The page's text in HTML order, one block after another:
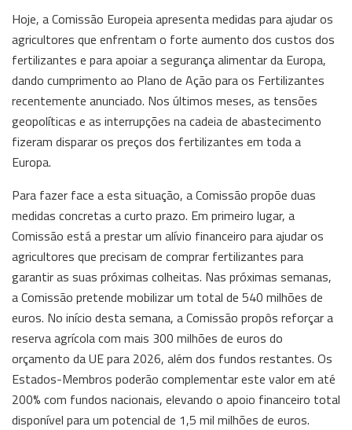
Hoje, a Comissão Europeia apresenta medidas para ajudar os
agricultores que enfrentam o forte aumento dos custos dos
fertilizantes e para apoiar a segurança alimentar da Europa,
dando cumprimento ao Plano de Ação para os Fertilizantes
recentemente anunciado. Nos últimos meses, as tensões
geopolíticas e as interrupções na cadeia de abastecimento
fizeram disparar os preços dos fertilizantes em toda a
Europa.
Para fazer face a esta situação, a Comissão propõe duas
medidas concretas a curto prazo. Em primeiro lugar, a
Comissão está a prestar um alívio financeiro para ajudar os
agricultores que precisam de comprar fertilizantes para
garantir as suas próximas colheitas. Nas próximas semanas,
a Comissão pretende mobilizar um total de 540 milhões de
euros. No início desta semana, a Comissão propôs reforçar a
reserva agrícola com mais 300 milhões de euros do
orçamento da UE para 2026, além dos fundos restantes. Os
Estados-Membros poderão complementar este valor em até
200% com fundos nacionais, elevando o apoio financeiro total
disponível para um potencial de 1,5 mil milhões de euros.